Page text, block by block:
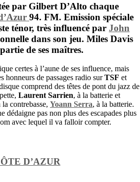
par Gilbert D’Alto chaque
94. FM. Emission spéciale
ténor, très influencé par John
dans son jeu. Miles Davis
de ses maîtres.
certes à l’aune de ses influence, mais
honneurs de passages radio surTSF et
comprend des têtes de pont du jazz de
Laurent Sarrien, à la batterie et
la contrebasse, Yoann Serra, à la batterie.
dédaigne pas non plus des escapades plus
avec lequel il va falloir compter.
D’AZUR